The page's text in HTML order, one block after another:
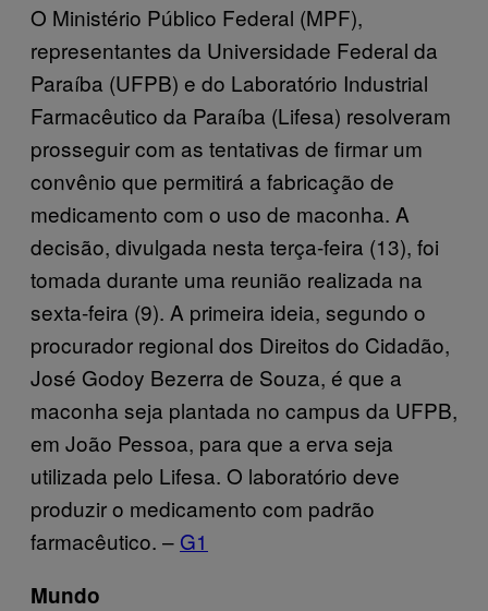
O Ministério Público Federal (MPF),
representantes da Universidade Federal da
Paraíba (UFPB) e do Laboratório Industrial
Farmacêutico da Paraíba (Lifesa) resolveram
prosseguir com as tentativas de firmar um
convênio que permitirá a fabricação de
medicamento com o uso de maconha. A
decisão, divulgada nesta terça-feira (13), foi
tomada durante uma reunião realizada na
sexta-feira (9). A primeira ideia, segundo o
procurador regional dos Direitos do Cidadão,
José Godoy Bezerra de Souza, é que a
maconha seja plantada no campus da UFPB,
em João Pessoa, para que a erva seja
utilizada pelo Lifesa. O laboratório deve
produzir o medicamento com padrão
farmacêutico. – G1
Mundo